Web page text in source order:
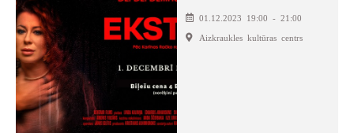
01.12.2023 19:00 - 21:00
Aizkraukles kultūras centrs